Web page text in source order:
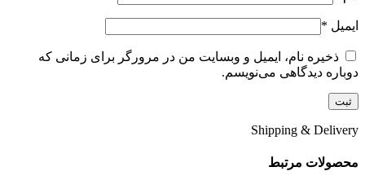
ایمیل *
ذخیره نام، ایمیل و وبسایت من در مرورگر برای زمانی که
دوباره دیدگاهی می‌نویسم.
Shipping & Delivery
محصولات مرتبط